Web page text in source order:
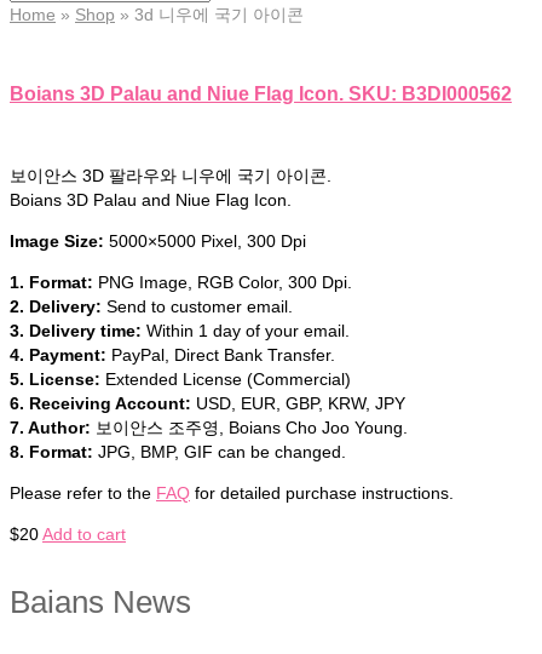
Home » Shop » 3d 니우에 국기 아이콘
Boians 3D Palau and Niue Flag Icon. SKU: B3DI000562
보이안스 3D 팔라우와 니우에 국기 아이콘.
Boians 3D Palau and Niue Flag Icon.
Image Size: 5000×5000 Pixel, 300 Dpi
1. Format: PNG Image, RGB Color, 300 Dpi.
2. Delivery: Send to customer email.
3. Delivery time: Within 1 day of your email.
4. Payment: PayPal, Direct Bank Transfer.
5. License: Extended License (Commercial)
6. Receiving Account: USD, EUR, GBP, KRW, JPY
7. Author: 보이안스 조주영, Boians Cho Joo Young.
8. Format: JPG, BMP, GIF can be changed.
Please refer to the FAQ for detailed purchase instructions.
$20Add to cart
Baians News